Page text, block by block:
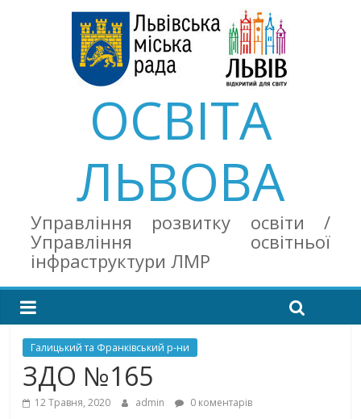
ОСВІТА
ЛЬВОВА
Управління розвитку освіти /
Управління освітньої
інфраструктури ЛМР
Галицький та Франківський р-ни
ЗДО №165
12 Травня, 2020 admin 0 коментарів